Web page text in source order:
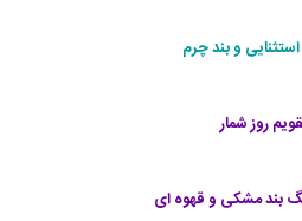
و بند چرم
روز شمار